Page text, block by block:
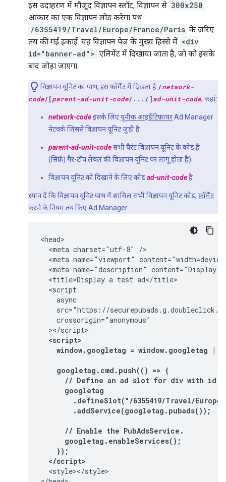
इस उदाहरण में मौजूद विज्ञापन स्लॉट, विज्ञापन से 300x250
आकार का एक विज्ञापन लोड करेगा पथ
/6355419/Travel/Europe/France/Paris के ज़रिए
तय की गई इकाई. यह विज्ञापन पेज के मुख्य हिस्से में <div
id="banner-ad"> एलिमेंट में दिखाया जाता है, जो को इसके
बाद जोड़ा जाएगा.
विज्ञापन यूनिट का पाथ, इस फ़ॉर्मैट में दिखता है /network-
code/[parent-ad-unit-code/.../]ad-unit-code, कहां:
network-codeइसके लिएयूनीक आइडेंटिफ़ायरAd Manager
नेटवर्क जिससे विज्ञापन यूनिट जुड़ी है
parent-ad-unit-codeसभी पैरंट विज्ञापन यूनिट के कोड हैं
(सिर्फ़) गैर-टॉप लेवल की विज्ञापन यूनिट पर लागू होता है)
विज्ञापन यूनिट को दिखाने के लिए कोडad-unit-codeहै
ध्यान दें कि विज्ञापन यूनिट पाथ में शामिल सभी विज्ञापन यूनिट कोड, फ़ॉर्मैट
करने के नियमतय किए Ad Manager.
<head>
  <meta charset="utf-8" />
<meta name="viewport"
<meta name="description" content="Display
  <title>Display a test ad</title>
  <script
    async
src="https://
    crossorigin="anonymous"
  <script>
window.googletag = window.googletag ||
    googletag.cmd.push(() => {
// Define an ad slot for div with id
      googletag
.defineSlot("/6355419/Travel/
        .addService(googletag.pubads());
      // Enable the PubAdsService.
      googletag.enableServices();
    });
  </script>
  <style></style>